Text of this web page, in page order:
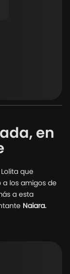
en
que
los amigos de
a esta
Naiara.